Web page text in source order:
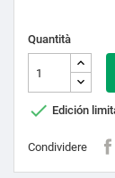
Quantità
 Edición
Condividere